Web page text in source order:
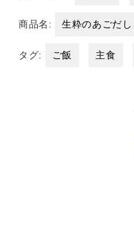
商品名: 生粋のあごだし
タグ: ご飯 主食